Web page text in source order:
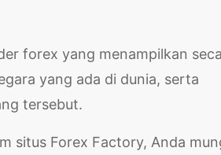
forex yang menampilkan
yang ada di dunia, serta
tersebut.
situs Forex Factory, Anda